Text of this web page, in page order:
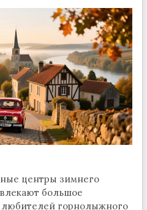
центры зимнего
большое
любителей горнолыжного